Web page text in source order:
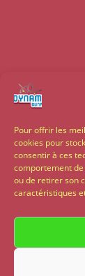
Pour offrir les
cookies pour
consentir à ces
comportement de
ou de retirer son
caractéristiques